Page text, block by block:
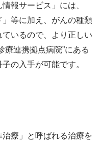
報サービス」には、
」等に加え、がんの種類
いるので、より正しい
療連携拠点病院”にある
の入手が可能です。
療」と呼ばれる治療を